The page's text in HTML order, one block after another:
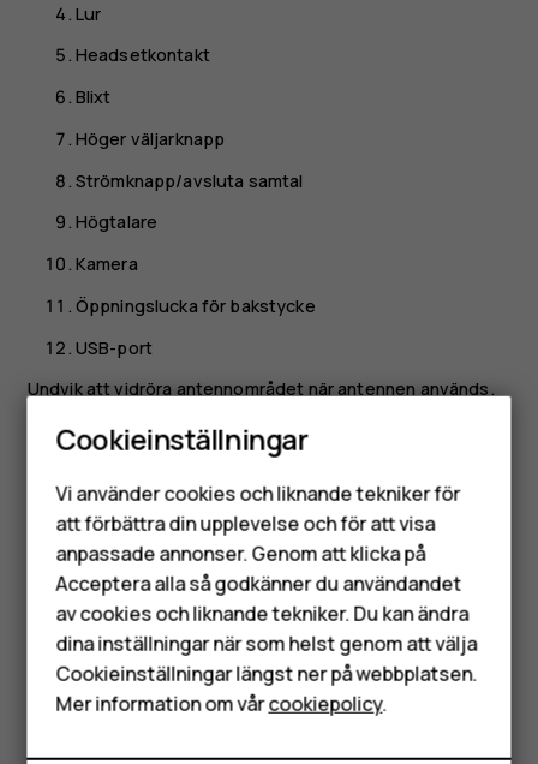
Smartphones
Mobiltelefoner
Tillbehör
HMD Terra M
Surfplattor
Lur
Headsetkontakt
Blixt
Höger väljarknapp
Strömknapp/avsluta samtal
Högtalare
Kamera
Öppningslucka för bakstycke
USB-port
Undvik att vidröra antennområdet när antennen används.
kommunikationen och kan leda till att batteritiden
Anslut inte enheten till produkter som genererar en
utsignal eftersom denna kan skada enheten. Anslut inte
någon spänningskälla till ljudkontakten. Tänk på
volymnivån om du ansluter en extern enhet eller ett
headset som inte har godkänts för användning med denna
enhet via ljudkontakten. Delar av enheten är magnetiska.
Enheten kan dra till sig föremål av metall. Förvara inte
kreditkort eller andra magnetiska media nära enheten,
Cookieinställningar
Vi använder cookies och liknande tekniker för
att förbättra din upplevelse och för att visa
anpassade annonser. Genom att klicka på
Acceptera alla så godkänner du användandet
av cookies och liknande tekniker. Du kan ändra
dina inställningar när som helst genom att välja
Cookieinställningar längst ner på webbplatsen.
Mer information om vårcookiepolicy.